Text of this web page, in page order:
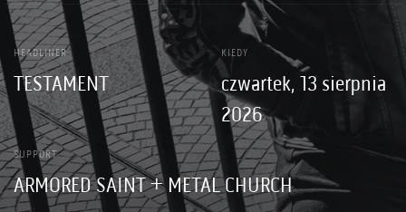
HEADLINER
TESTAMENT
KIEDY
czwartek, 13 sierpnia
2026
SUPPORT
ARMORED SAINT + METAL CHURCH